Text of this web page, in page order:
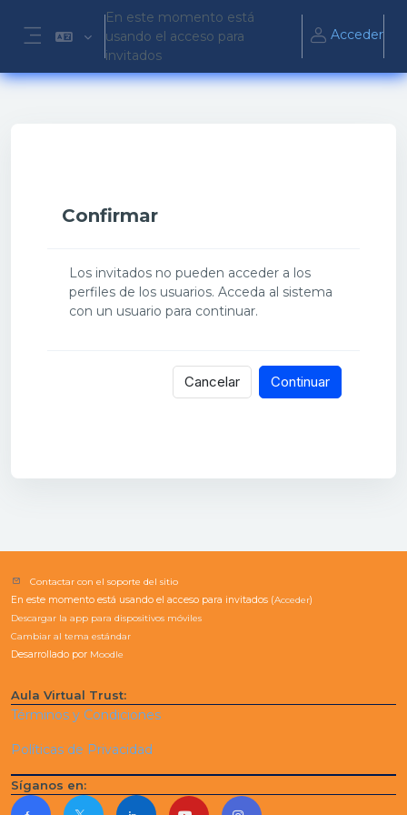
Salta al contenido principal
Panel lateral
En este momento está
usando el acceso para
invitados
Acceder
Confirmar
Los invitados no pueden acceder a los
perfiles de los usuarios. Acceda al sistema
con un usuario para continuar.
Cancelar Continuar
Contactar con el soporte del sitio
En este momento está usando el acceso para invitados (Acceder)
Descargar la app para dispositivos móviles
Cambiar al tema estándar
Desarrollado por Moodle
Aula Virtual Trust:
Términos y Condiciones
Políticas de Privacidad
Síganos en: